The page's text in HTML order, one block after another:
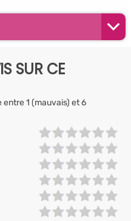
SUR CE
1 (mauvais) et 6